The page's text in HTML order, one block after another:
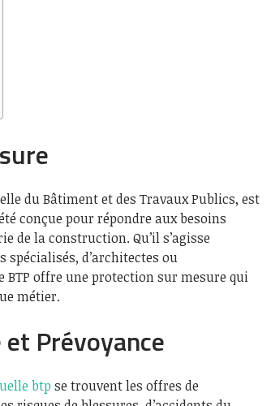
du Bâtiment et des Travaux Publics, est
conçue pour répondre aux besoins
de la construction. Qu’il s’agisse
spécialisés, d’architectes ou
BTP offre une protection sur mesure qui
métier.
Prévoyance
btp se trouvent les offres de